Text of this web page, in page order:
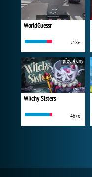
WorldGuessr
218x
Witchy Sisters
467x
před 4 dny